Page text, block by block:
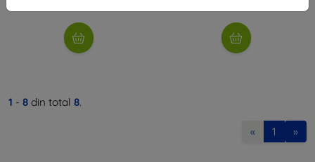
1 - 8 din total 8.
« 1 »